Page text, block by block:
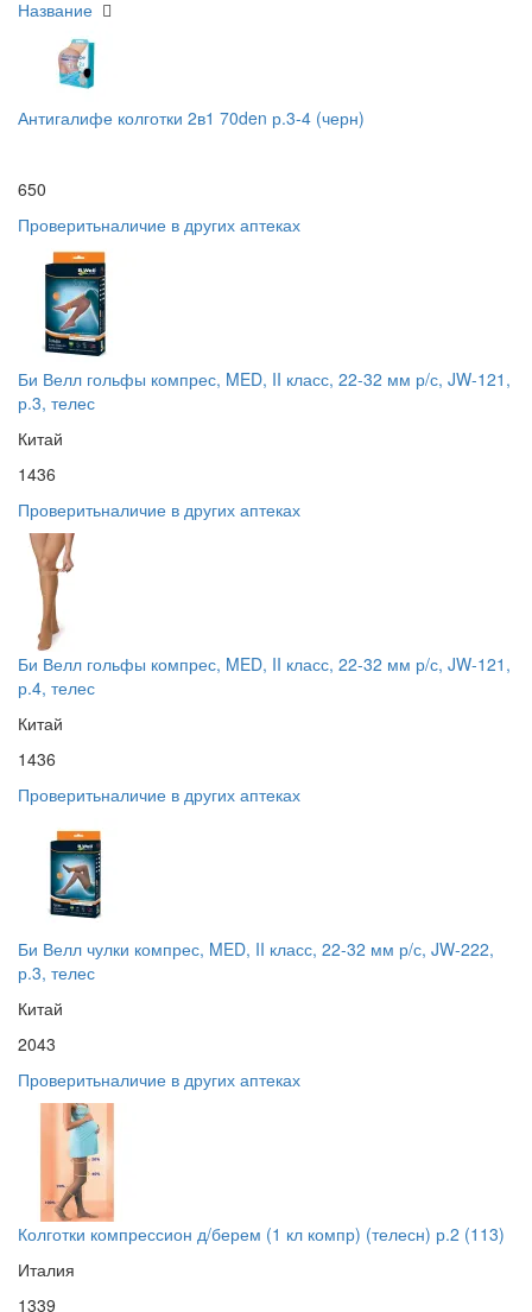
Название
Антигалифе колготки 2в1 70den р.3-4 (черн)
650
Проверитьналичие в других аптеках
Би Велл гольфы компрес, MED, II класс, 22-32 мм р/с, JW-121,
р.3, телес
Китай
1436
Проверитьналичие в других аптеках
Би Велл гольфы компрес, MED, II класс, 22-32 мм р/с, JW-121,
р.4, телес
Китай
1436
Проверитьналичие в других аптеках
Би Велл чулки компрес, MED, II класс, 22-32 мм р/с, JW-222,
р.3, телес
Китай
2043
Проверитьналичие в других аптеках
Колготки компрессион д/берем (1 кл компр) (телесн) р.2 (113)
Италия
1339